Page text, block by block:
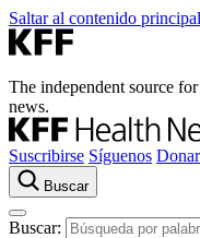
Saltar al contenido principal
The independent source
news.
Suscribirse Síguenos Donar
Buscar
Buscar: